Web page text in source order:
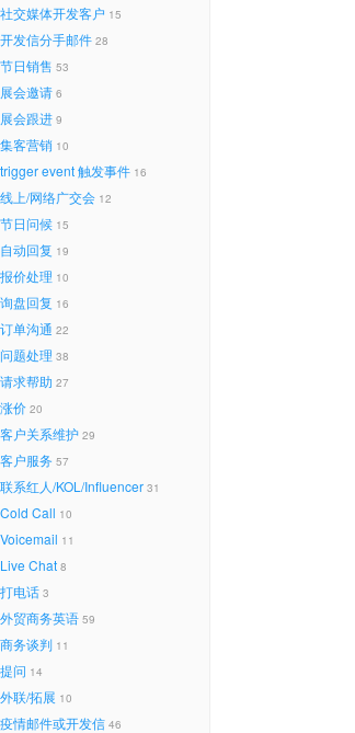
社交媒体开发客户 15
开发信分手邮件 28
节日销售 53
展会邀请 6
展会跟进 9
集客营销 10
trigger event 触发事件 16
线上/网络广交会 12
节日问候 15
自动回复 19
报价处理 10
询盘回复 16
订单沟通 22
问题处理 38
请求帮助 27
涨价 20
客户关系维护 29
客户服务 57
联系红人/KOL/Influencer 31
Cold Call 10
Voicemail 11
Live Chat 8
打电话 3
外贸商务英语 59
商务谈判 11
提问 14
外联/拓展 10
疫情邮件或开发信 46